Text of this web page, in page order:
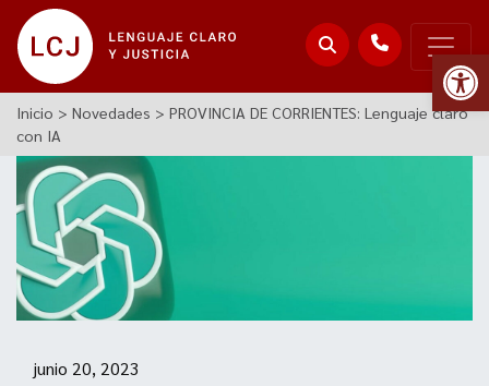
Inicio > Novedades > PROVINCIA DE CORRIENTES: Lenguaje claro
con IA
junio 20, 2023